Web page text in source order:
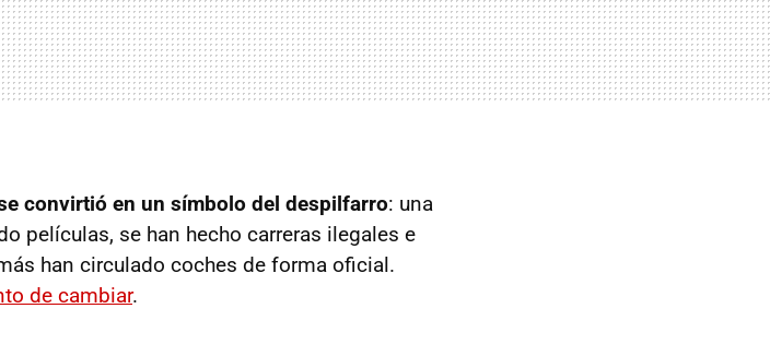
convirtió en un símbolo del despilfarro: una
películas, se han hecho carreras ilegales e
han circulado coches de forma oficial.
de cambiar.